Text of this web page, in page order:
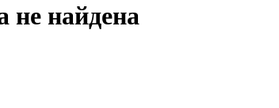
не найдена